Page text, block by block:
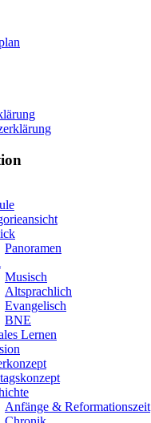
Panoramen
Musisch
Altsprachlich
Evangelisch
BNE
Lernen
Anfänge & Reformationszeit